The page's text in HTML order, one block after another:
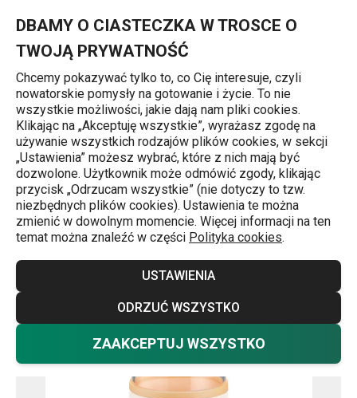
DBAMY O CIASTECZKA W TROSCE O
TWOJĄ PRYWATNOŚĆ
Chcemy pokazywać tylko to, co Cię interesuje, czyli
nowatorskie pomysły na gotowanie i życie. To nie
wszystkie możliwości, jakie dają nam pliki cookies.
Klikając na „Akceptuję wszystkie”, wyrażasz zgodę na
używanie wszystkich rodzajów plików cookies, w sekcji
„Ustawienia” możesz wybrać, które z nich mają być
dozwolone. Użytkownik może odmówić zgody, klikając
przycisk „Odrzucam wszystkie” (nie dotyczy to tzw.
niezbędnych plików cookies). Ustawienia te można
zmienić w dowolnym momencie. Więcej informacji na ten
temat można znaleźć w części Polityka cookies.
USTAWIENIA
ODRZUĆ WSZYSTKO
ZAAKCEPTUJ WSZYSTKO
Młynki
Młynek do orzechów DELÍCIA